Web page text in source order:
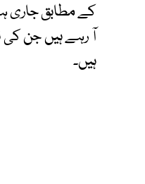
کے مطابق جاری
آ رہے ہیں جن کی
ہیں۔